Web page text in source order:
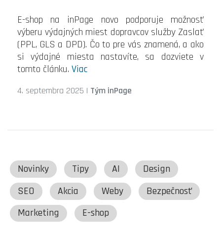
E-shop na inPage novo podporuje možnosť
výberu výdajných miest dopravcov služby Zaslať
(PPL, GLS a DPD). Čo to pre vás znamená, a ako
si výdajné miesta nastavíte, sa dozviete v
tomto článku. Viac
4. septembra 2025 | Tým inPage
Novinky Tipy AI
Design
SEO
Akcia Weby
Bezpečnosť
Marketing
E-shop